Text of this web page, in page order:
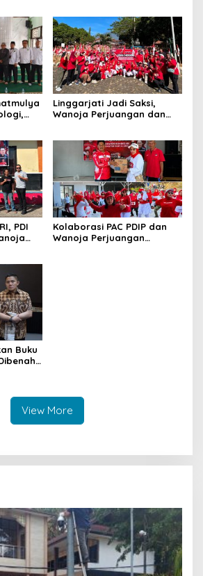
Linggarjati Jadi Saksi,
Wanoja Perjuangan dan
PDI
Kolaborasi PAC PDIP dan
Wanoja Perjuangan
Buku
View More